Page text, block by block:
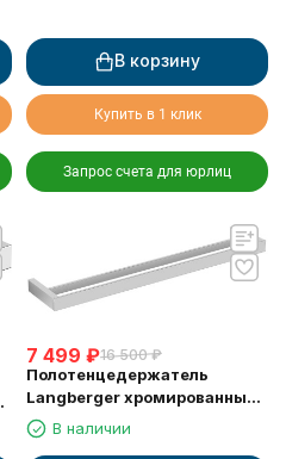
В корзину
Купить в 1 клик
Запрос счета для юрлиц
7 499 ₽16 500 ₽
Полотенцедержатель
Langberger хромированный
к стене двойной 60 см
36002A
В наличии